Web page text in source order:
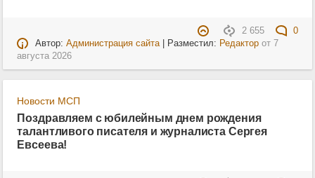
2 655
0
Автор: Администрация сайта| Разместил: Редакторот 7
августа 2026
Новости МСП
Поздравляем с юбилейным днем рождения
талантливого писателя и журналиста Сергея
Евсеева!